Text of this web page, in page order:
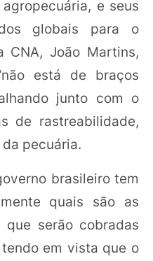
e seus
globais para o
CNA, João Martins,
está de braços
junto com o
de rastreabilidade,
pecuária.
brasileiro tem
quais são as
que serão cobradas
em vista que o